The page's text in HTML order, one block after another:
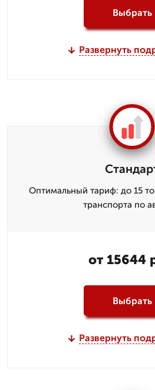
Выбрать
Развернуть
Оптимальный тариф: до 15
транспорта по
от 15644
Выбрать
Развернуть